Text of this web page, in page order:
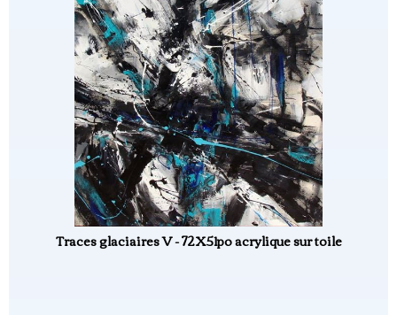
Traces glaciaires V - 72X51po acrylique sur toile